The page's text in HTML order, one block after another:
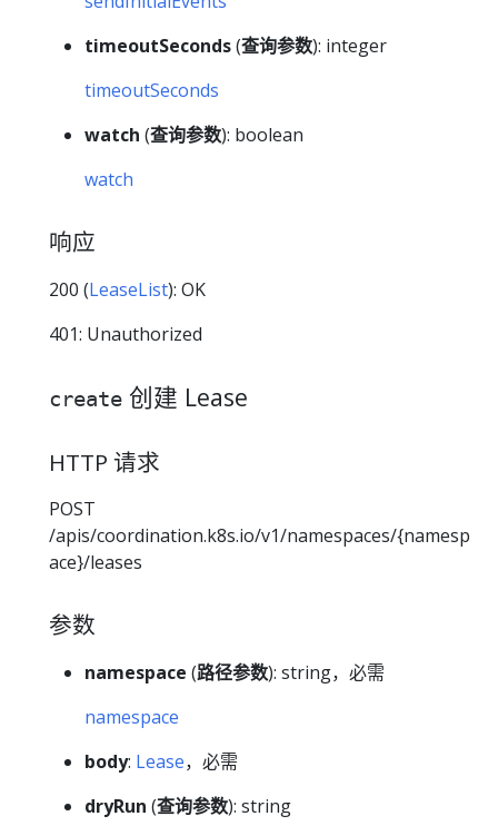
timeoutSeconds(查询参数): integer
timeoutSeconds
watch (查询参数): boolean
watch
响应
200 (LeaseList): OK
401: Unauthorized
create 创建 Lease
HTTP 请求
POST
/apis/coordination.k8s.io/v1/namespaces/{namesp
ace}/leases
参数
namespace (路径参数): string，必需
namespace
body: Lease，必需
dryRun (查询参数): string